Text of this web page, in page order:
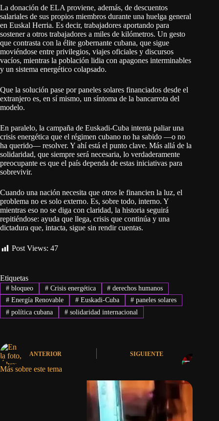
La donación de ELA proviene, además, de descuentos
salariales de sus propios miembros durante una huelga general
en Euskal Herria. Es decir, trabajadores aportando para
sostener a otros trabajadores a miles de kilómetros. Un gesto
que contrasta con la élite gobernante cubana, que sigue
moviéndose entre privilegios, viajes oficiales y discursos
vacíos, mientras la población lidia con apagones interminables
y un sistema energético colapsado.
Que la solución pase por paneles solares financiados desde el
extranjero es, en sí mismo, un síntoma de la bancarrota del
modelo.
En paralelo, la campaña de Euskadi-Cuba intenta paliar una
crisis energética que el régimen cubano no ha sabido —o no
ha querido— resolver. Y ahí está el punto clave. Más allá de la
solidaridad, que siempre será necesaria, lo verdaderamente
preocupante es que el país dependa de estas iniciativas para
sobrevivir.
Cuando una nación necesita que otros le financien la luz, el
problema no es solo externo. Es, sobre todo, interno. Y
mientras eso no se diga con claridad, la historia seguirá
repitiéndose: ayuda que llega, crisis que continúa y una
dictadura que, intacta, sigue sin rendir cuentas.
Post Views: 47
Etiquetas
#bloqueo #Crisis energética # derechos humanos
#Energía Renovable #Euskadi-Cuba # paneles solares
#política cubana #solidaridad internacional
ANTERIOR SIGUIENTE
Más sobre este tema